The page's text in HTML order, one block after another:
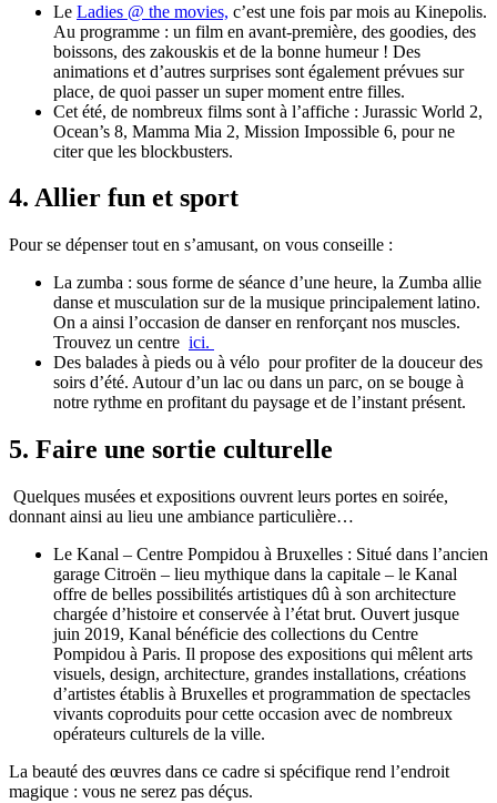
Le Ladies @ the movies, c’est une fois par mois au Kinepolis.
Au programme : un film en avant-première, des goodies, des
boissons, des zakouskis et de la bonne humeur ! Des
animations et d’autres surprises sont également prévues sur
place, de quoi passer un super moment entre filles.
Cet été, de nombreux films sont à l’affiche : Jurassic World 2,
Ocean’s 8, Mamma Mia 2, Mission Impossible 6, pour ne
citer que les blockbusters.
4. Allier fun et sport
Pour se dépenser tout en s’amusant, on vous conseille :
La zumba : sous forme de séance d’une heure, la Zumba allie
danse et musculation sur de la musique principalement latino.
On a ainsi l’occasion de danser en renforçant nos muscles.
Trouvez un centre ici.
Des balades à pieds ou à vélo pour profiter de la douceur des
soirs d’été. Autour d’un lac ou dans un parc, on se bouge à
notre rythme en profitant du paysage et de l’instant présent.
5. Faire une sortie culturelle
Quelques musées et expositions ouvrent leurs portes en soirée,
donnant ainsi au lieu une ambiance particulière…
Le Kanal – Centre Pompidou à Bruxelles : Situé dans l’ancien
garage Citroën – lieu mythique dans la capitale – le Kanal
offre de belles possibilités artistiques dû à son architecture
chargée d’histoire et conservée à l’état brut. Ouvert jusque
juin 2019, Kanal bénéficie des collections du Centre
Pompidou à Paris. Il propose des expositions qui mêlent arts
visuels, design, architecture, grandes installations, créations
d’artistes établis à Bruxelles et programmation de spectacles
vivants coproduits pour cette occasion avec de nombreux
opérateurs culturels de la ville.
La beauté des œuvres dans ce cadre si spécifique rend l’endroit
magique : vous ne serez pas déçus.